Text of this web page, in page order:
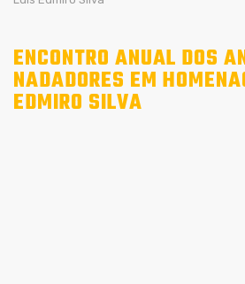
ENCONTRO ANUAL DOS
NADADORES EM
EDMIRO SILVA